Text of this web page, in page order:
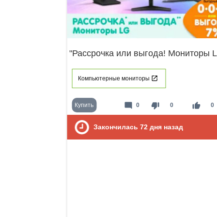
"Рассрочка или выгода! Мониторы
Компьютерные мониторы
Купить thumb_down 0 thumb_up 0
mode_comment 0
Закончилась 72 дня назад